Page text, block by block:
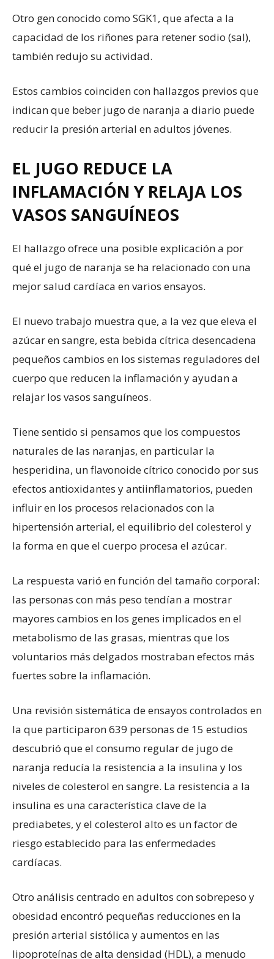
Otro gen conocido como SGK1, que afecta a la
capacidad de los riñones para retener sodio (sal),
también redujo su actividad.
Estos cambios coinciden con hallazgos previos que
indican que beber jugo de naranja a diario puede
reducir la presión arterial en adultos jóvenes.
EL JUGO REDUCE LA
INFLAMACIÓN Y RELAJA LOS
VASOS SANGUÍNEOS
El hallazgo ofrece una posible explicación a por
qué el jugo de naranja se ha relacionado con una
mejor salud cardíaca en varios ensayos.
El nuevo trabajo muestra que, a la vez que eleva el
azúcar en sangre, esta bebida cítrica desencadena
pequeños cambios en los sistemas reguladores del
cuerpo que reducen la inflamación y ayudan a
relajar los vasos sanguíneos.
Tiene sentido si pensamos que los compuestos
naturales de las naranjas, en particular la
hesperidina, un flavonoide cítrico conocido por sus
efectos antioxidantes y antiinflamatorios, pueden
influir en los procesos relacionados con la
hipertensión arterial, el equilibrio del colesterol y
la forma en que el cuerpo procesa el azúcar.
La respuesta varió en función del tamaño corporal:
las personas con más peso tendían a mostrar
mayores cambios en los genes implicados en el
metabolismo de las grasas, mientras que los
voluntarios más delgados mostraban efectos más
fuertes sobre la inflamación.
Una revisión sistemática de ensayos controlados en
la que participaron 639 personas de 15 estudios
descubrió que el consumo regular de jugo de
naranja reducía la resistencia a la insulina y los
niveles de colesterol en sangre. La resistencia a la
insulina es una característica clave de la
prediabetes, y el colesterol alto es un factor de
riesgo establecido para las enfermedades
cardíacas.
Otro análisis centrado en adultos con sobrepeso y
obesidad encontró pequeñas reducciones en la
presión arterial sistólica y aumentos en las
lipoproteínas de alta densidad (HDL), a menudo